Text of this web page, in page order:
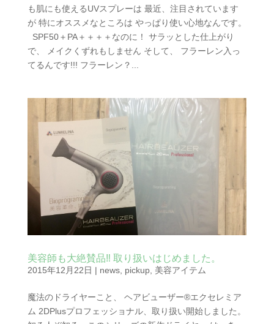
も肌にも使えるUVスプレーは 最近、注目されています
が 特にオススメなところは やっぱり使い心地なんです。
SPF50＋PA＋＋＋＋なのに！ サラッとした仕上がり
で、 メイクくずれもしません そして、 フラーレン入っ
てるんです!!! フラーレン？...
美容師も大絶賛品‼︎ 取り扱いはじめました。
2015年12月22日 | news, pickup, 美容アイテム
魔法のドライヤーこと、 ヘアビューザー®エクセレミア
ム 2DPlusプロフェッショナル、取り扱い開始しました。